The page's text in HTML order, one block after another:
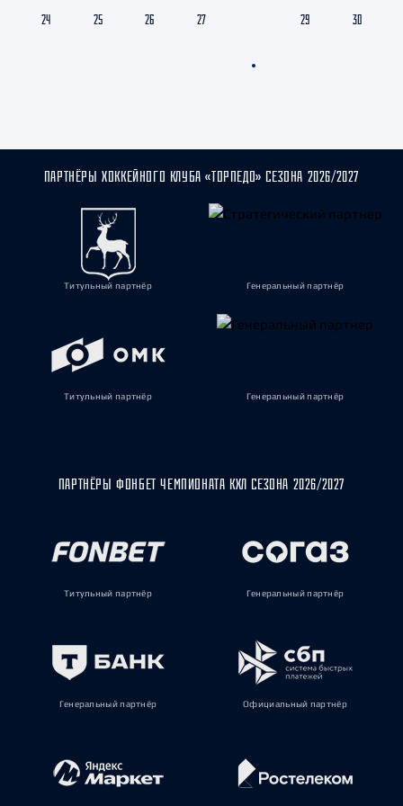
24 25 26 27 29 30
ПАРТНЁРЫ ХОККЕЙНОГО КЛУБА «ТОРПЕДО» СЕЗОНА 2026/2027
Титульный партнёр Генеральный партнёр
Титульный партнёр Генеральный партнёр
ПАРТНЁРЫ ФОНБЕТ ЧЕМПИОНАТА КХЛ СЕЗОНА 2026/2027
Титульный партнёр Генеральный партнёр
Генеральный партнёр Официальный партнёр